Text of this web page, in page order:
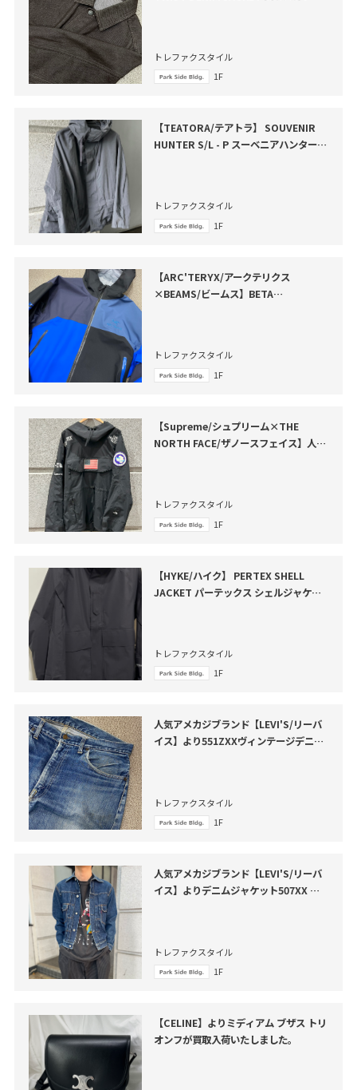
トレファクスタイル
1F
【TEATORA/テアトラ】 SOUVENIR
HUNTER S/L - P スーベニアハンター
トレファクスタイル
1F
【ARC'TERYX/アークテリクス
×BEAMS/ビームス】BETA
トレファクスタイル
1F
【Supreme/シュプリーム×THE
NORTH FACE/ザノースフェイス】人気
トレファクスタイル
1F
【HYKE/ハイク】 PERTEX SHELL
JACKET パーテックス シェルジャケッ
トレファクスタイル
1F
人気アメカジブランド【LEVI'S/リーバ
イス】より551ZXXヴィンテージデニム
トレファクスタイル
1F
人気アメカジブランド【LEVI'S/リーバ
イス】よりデニムジャケット507XX が
トレファクスタイル
1F
【CELINE】よりミディアム ブザス トリ
オンフが買取入荷いたしました。